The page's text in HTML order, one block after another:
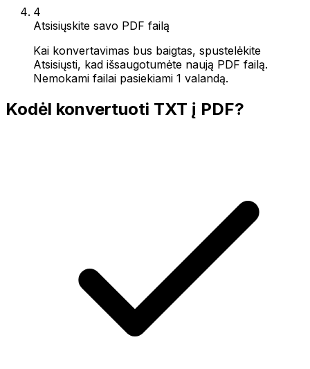
4
Atsisiųskite savo PDF failą
Kai konvertavimas bus baigtas, spustelėkite
Atsisiųsti, kad išsaugotumėte naują PDF failą.
Nemokami failai pasiekiami 1 valandą.
Kodėl konvertuoti TXT į PDF?